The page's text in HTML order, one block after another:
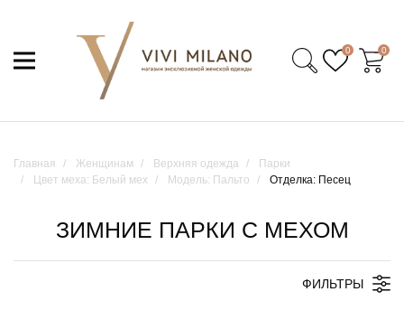
0 0
Главная Женщинам Верхняя одежда
Парки
Цвет меха: Белый мех
Модель: Пальто Отделка: Песец
ЗИМНИЕ ПАРКИ С МЕХОМ
ФИЛЬТРЫ